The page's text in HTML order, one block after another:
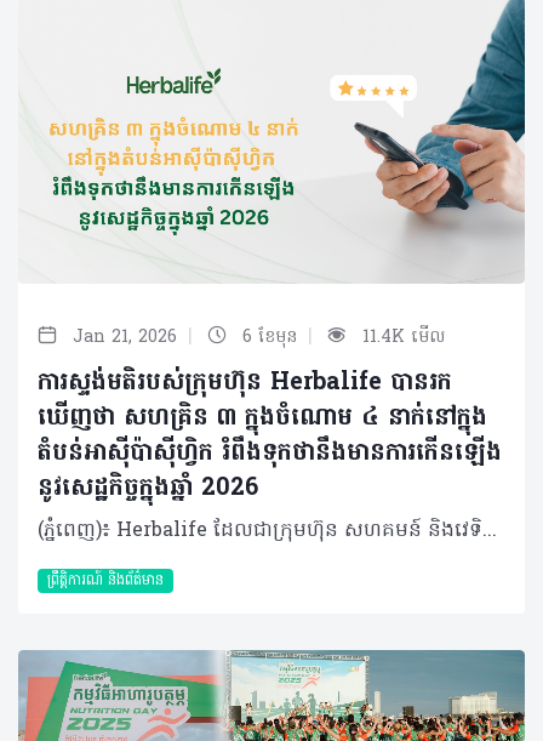
Jan 21, 2026 | 6 ខែមុន | 11.4K មើល
ការស្ទង់មតិរបស់ក្រុមហ៊ុន Herbalife បានរក
ឃើញថា សហគ្រិន ៣ ក្នុងចំណោម ៤ នាក់នៅក្នុង
តំបន់អាស៊ីប៉ាស៊ីហ្វិក រំពឹងទុកថានឹងមានការកើនឡើង
នូវសេដ្ឋកិច្ចក្នុងឆ្នាំ 2026
(ភ្នំពេញ)៖ Herbalife ដែលជាក្រុមហ៊ុន សហគមន៍ និងវេទិកាភ្ជាប់ទំនាក់ទំនង លំដាប់ថ្នាក់ពិភពលោក ផ្នែកសុខភាព និងសុខុមាលភាព បានចេញផ្សាយលទ្ធផលពីការស្ទង់មតិស្តីពីការផ្តល់អំណាចផ្នែកសុខភាព និងសេដ្ឋកិច្ចនៅក្នុងតំបន់អាស៊ីប៉ាស៊ីហ្វិក (APAC) ឆ្នាំ២០២៥ (Asia Pacific Health and Economic Empowerment Survey 2025)។ លទ្ធផលបានបង្ហាញពីសុទិដ្ឋិនិយមផ្នែកសេដ្ឋកិច្ចយ៉ាងខ្លាំងក្នុងចំណោមសហគ្រិន ដោយក្នុងនោះសហគ្រិន ៣ នាក់ក្នុងចំណោម ៤ នាក់ (៧៤%) រំពឹងថាសុខុមាលភាពសេដ្ឋកិច្ចរបស់ពួកគេនឹងប្រសើរឡើងក្នុងរយៈពេល ១២ ខែខាងមុខនេះ បើប្រៀបធៀបទៅនឹងអ្នកដែលមិនមែនជាសហគ្រិនដែលមានត្រឹមតែពាក់កណ្តាល (៤៨%) ប៉ុណ្ណោះ ដែលមានទស្សនៈដូចគ្នានេះ។ ការស្ទង់មតិនេះក៏បានបង្ហាញឱ្យឃើញពីកម្រិតនៃ 'ភាពម្ចាស់ការលើខ្លួនឯង' ទាំងផ្នែកសេដ្ឋកិច្ច និងសុខភាព ក្នុងចំណោមសហគ្រិន ដែលមានអត្រាខ្ពស់ជាងគួរឱ្យកត់សម្គាល់ បើធៀបនឹងអ្នកដែលមិនមែនជាសហគ្រិននៅក្នុងតំបន់។ 'ភាពម្ចាស់ការ' ត្រូវបានកំណត់ថាជាសមត្ថភាពក្នុងការធ្វើការសម្រេចចិត្តដោយផ្អែកលើព័ត៌មានច្បាស់លាស់ ដើម្បីពង្រឹងសុខុមាលភាពរាងកាយ ផ្លូវចិត្ត និងអារម្មណ៍ (ដែលសំដៅទៅលើ ភាពម្ចាស់ការផ្នែកសុខភាព) និងការកែលម្អស្ថានភាពហិរញ្ញវត្ថុរបស់បុគ្គលម្នាក់ៗ (ដែលសំដៅទៅលើ ភាពម្ចាស់ការផ្នែកសេដ្ឋកិច្ច) ដែលកម្រិតទាំងនេះមានខ្ពស់ជាង ១៧ ភាគរយ ក្នុងចំណោមសហគ្រិនដែលបានចូលរួមក្នុងការស្ទង់មតិ។ នេះបញ្ជាក់ឱ្យឃើញថាសហគ្រិនទាំងនោះមានការគ្រប់គ្រងសុខភាព និងសុខុមាលភាពសេដ្ឋកិច្ចរបស់ពួកគេបានល្អ។ លោក Thomas Harms នាយកគ្រប់គ្រងប្រចាំតំបន់អាស៊ីប៉ាស៊ីហ្វិកនៃក្រុមហ៊ុន Herbalife បានមានប្រសាសន៍ថា “ផ្ទុយទៅនឹងជំនឿដ៏ពេញនិយមដែលថាសហគ្រិនភាពគឺពោរពេញទៅដោយស្ត្រេស បើយោងទៅតាមការស្ទង់មតិនេះបង្ហាញថាសហគ្រិន មានភាពសុទិដ្ឋិនិយមផ្នែកសេដ្ឋកិច្ច មានទំនុកចិត្ត និងមានម្ចាស់ការទៅលើហិរញ្ញវត្ថុច្បាស់លាស់។ នៅក្នុងស្ថានភាពសេដ្ឋកិច្ចបច្ចុប្បន្ន មនុស្សជាច្រើនកំពុងស្វែងរកមធ្យោបាយបង្កើតប្រភពចំណូលបន្ថែម។ ក្រុមហ៊ុន Herbalife ប្តេជ្ញាគាំទ្រពួកគេដោយជួយពង្រឹងសុខភាព និងសុខុមាលភាពរបស់ពួកគេ ព្រមទាំងផ្តល់ឱកាសសម្រាប់អ្នកដែលចង់បង្កើតអាជីវកម្មសម្រាប់ខ្លួនឯង ក្នុងនាមជាអ្នកចែកចាយឯករាជ្យ”។ ការស្ទង់មតិនេះត្រូវបានធ្វើឡើងក្នុងខែតុលា ដោយមានអ្នកចូលរួម ៨,៥០៥ នាក់ (ក្នុងនោះមានសហគ្រិន ២,២៤៥ នាក់) មកពី ១១ ប្រទេសក្នុងតំបន់រួមមាន៖ អូស្ត្រាលី ហុងកុង ឥណ្ឌូនេស៊ី ជប៉ុន កូរ៉េ ម៉ាឡេស៊ី ហ្វីលីពីន សិង្ហបុរី តៃវ៉ាន់ ថៃ និងវៀតណាម។ សហគ្រិនបង្ហាញទំនុកចិត្តខ្ពស់លើសុខុមាលភាពសេដ្ឋកិច្ចរបស់ខ្លួន នៅទូទាំងតំបន់ សហគ្រិនមានទំនោរមើលឃើញស្ថានភាពសេដ្ឋកិច្ចរបស់ពួកគេក្នុងផ្លូវវិជ្ជមាន។ ក្នុងនោះមានសហគ្រិន ៤៣% បានវាយតម្លៃស្ថានភាពសេដ្ឋកិច្ចបច្ចុប្បន្នរបស់ពួកគេថាស្ថិតក្នុងកម្រិត "ល្អ" ខណៈដែលអ្នកមិនមែនជាសហគ្រិនមានត្រឹមតែ ២៥% ប៉ុណ្ណោះដែលយល់ឃើញបែបនេះ។ ចំពោះការរំពឹងទុកទៅថ្ងៃមុខវិញ សហគ្រិនរហូតដល់ ៧៤% រំពឹងថាស្ថានភាពសេដ្ឋកិច្ចរបស់ពួកគេនឹងប្រសើរឡើងក្នុងរយៈពេល ១២ ខែខាងមុខ ក្នុងពេលដែលអ្នកមិនមែនជាសហគ្រិនមានចំនួនមិនដល់ពាក់កណ្តាល (៤៨%) ផង ដែលមានទំនុកចិត្តក្នុងកម្រិតដូចគ្នានេះ។ បុគ្គលដែលជាសហគ្រិនក៏បានបង្ហាញសុទិដ្ឋិនិយមផងដែរ ក្នុងការសម្រេចឱ្យបាននូវគោលដៅរបស់ពួកគេ៖ គោលដៅរយៈពេលខ្លី (១២ ខែ)៖ ពាក់កណ្តាលនៃសហគ្រិន (៥០%) មានទំនុកចិត្តថានឹងសម្រេចបានគោលដៅសេដ្ឋកិច្ចរបស់ខ្លួន ដែលចំនួននេះខ្ពស់ជាងអ្នកមិនមែនជាសហគ្រិនរហូតដល់ ២៣ ភាគរយ។ គោលដៅរយៈពេលវែង (៥ ឆ្នាំ)៖ ៥១% នៃសហគ្រិនមានទំនុកចិត្តថានឹងសម្រេចបានគោលដៅក្នុងរយៈពេល ៥ ឆ្នាំខាងមុខ ដែលខ្ពស់ជាងអ្នកដែលមិនមែនជាសហគ្រិនចំនួន ២១ ភាគរយ។ ភាពម្ចាស់ការលើខ្លួនឯង ទាំងផ្នែកសេដ្ឋកិច្ច និងសុខភាពក្នុងចំណោមសហគ្រិនក្នុងតំបន់អាស៊ីប៉ាស៊ីហ្វិក ក្រៅពីភាពជឿជាក់ និងសុទិដ្ឋិនិយមចំពោះស្ថានភាពសេដ្ឋកិច្ចបច្ចុប្បន្ន និងទៅថ្ងៃអនាគត លទ្ធផលក៏បានបង្ហាញផងដែរថា សហគ្រិនក្នុងតំបន់អាស៊ីប៉ាស៊ីហ្វិកមាន "ភាពម្ចាស់ការលើខ្លួនឯង" ទាំងផ្នែកសេដ្ឋកិច្ច និងសុខភាព។ ៦ នាក់ ក្នុងចំណោម ១០ នាក់ ឬស្មើរនឹង ៥៩% នៃសហគ្រិនដែលចូលរួមការអង្កេតនេះបាននិយាយថា ពួកគេយល់ថាខ្លួនមានសមត្ថភាពជាម្ចាស់ការក្នុងការសម្រេចចិត្ត ដើម្បីកែលម្អស្ថិរភាពហិរញ្ញវត្ថុ និងសុខុមាលភាពសេដ្ឋកិច្ចរបស់ខ្លួន ដែលចំនួននេះគឺខ្ពស់ជាង ១៨ ភាគរយ បើធៀបទៅនឹងអ្នកមិនមែនជាសហគ្រិនដែលមានត្រឹម ៣៩%។ ភាពម្ចាស់ការលើផ្នែកសុខភាពក៏មានកម្រិតខ្ពស់ដូចគ្នាដែរក្នុងចំណោមសហគ្រិន ដោយមានរហូតដល់ ៦៥% ដែលយល់ថាខ្លួនមានសមត្ថភាពម្ចាស់ការលើខ្លួនឯង បើធៀបនឹងអ្នកមិនមែនជាសហគ្រិនដែលមានត្រឹមតែ ៤៨%។ ភាពម្ចាស់ការលើខ្លួនឯងនេះហើយ ដែលអាចពន្យល់បានថា ហេតុអ្វីបានជាសហគ្រិនបង្ហាញទំនុកចិត្តខ្ពស់ក្នុងការសម្រេចឱ្យបាននូវគោលដៅសុខភាពរបស់ពួកគេក្នុងរយៈពេល ១២ ខែខាងមុខ។ ច្រើនជាងពាក់កណ្តាល (៥៦%) នៃសហគ្រិន ជឿជាក់ថាពួកគេអាចសម្រេចបាននូវគោលដៅសុខភាពក្នុងរយៈពេល ១២ ខែខាងមុខ ខណៈដែលអ្នកមិនមែនជាសហគ្រិនមានត្រឹមតែ ៣៣% ប៉ុណ្ណោះដែលជឿជាក់បែបនេះ។ ទំនាក់ទំនងរវាងសុខភាព និងសេដ្ឋកិច្ច ការរកឃើញនេះបង្ហាញឱ្យឃើញកាន់តែច្បាស់ពីចំណងទាក់ទងគ្នាយ៉ាងជិតស្និទ្ធនៃភាពជាម្ចាស់ការទៅលើ សុខភាព និង សេដ្ឋកិច្ច។ អ្នកដែលមានសមត្ថភាពពេញលេញក្នុងការពង្រឹងស្ថានភាពហិរញ្ញវត្ថុរបស់ខ្លួន ក៏ច្រើនតែមានទំនុកចិត្តខ្ពស់ក្នុងការថែទាំសុខភាពរបស់ពួកគេដូចគ្នា។ នេះមានន័យថាភាពជឿជាក់លើការគ្រប់គ្រងលុយកាក់ និងភាពជឿជាក់លើការគ្រប់គ្រងសុខភាព គឺតែងតែដើរទន្ទឹមគ្នា។ ដោយសារមានការម្ចាស់ការទៅលើការសម្រេចចិត្ត ការកំណត់គោលដៅ ការបែងចែកពេលវេលា និងធនធាន ព្រមទាំងជម្រើសនៃការរស់នៅ សហគ្រិនជឿជាក់ថាខ្លួនមានសក្ដានុពលដើម្បីធ្វើឱ្យបំណងប្រាថ្នាក្លាយជាការពិត។ ភាពម្ចាស់ការលើខ្លួនឯងនេះហើយដែលជួយបង្កើនទំនុកចិត្ត និងនាំមកនូវលទ្ធផលល្អទាំងផ្នែកសុខភាព និងសេដ្ឋកិច្ច។ វាជាភស្តុតាងបញ្ជាក់ថា នៅពេលដែលយើងចេះគ្រប់គ្រងការសម្រេចចិត្តលើសុខភាព និងសេដ្ឋកិច្ចដោយខ្លួនឯង យើងនឹងអាចផ្លាស់ប្តូរទាំងអនាគត និងជីវិតរស់នៅឱ្យកាន់តែប្រសើរឡើង។ អំពីក្រុមហ៊ុន Herbalife ក្រុមហ៊ុន Herbalife (NYSE: HLF) គឺជាក្រុមហ៊ុនសុខភាព និងសុខុមាលភាពឈានមុខគេ និងជាសហគមន៍ដែលកំពុងផ្លាស់ប្តូរជីវិតរបស់មនុស្សជាមួយនឹងផលិតផលអាហារូបត្ថម្ភដ៏អស្ចារ្យ និងជាឱកាសអាជីវកម្មសម្រាប់សមាជិកឯករាជ្យរបស់ខ្លួនចាប់តាំងពីឆ្នាំ 1980។ ក្រុមហ៊ុនផ្តល់ជូននូវផលិតផលដែលគាំទ្រដោយវិទ្យាសាស្រ្តដល់អ្នកប្រើប្រាស់នៅក្នុងទីផ្សារជាង 90។ តាមរយៈសមាជិកឯករាជ្យដែលផ្តល់ជូននូវការបណ្តុះបណ្តាលមួយទល់មួយ និងផ្តល់ការគាំទ្រសហគមន៍ដោយបំផុសគំនិតឱ្យអតិថិជនប្រកាន់ខ្ជាប់នូវរបៀបរស់នៅដែលមានភាពសកម្ម។
ព្រឹត្តិការណ៍ និងព័ត៌មាន